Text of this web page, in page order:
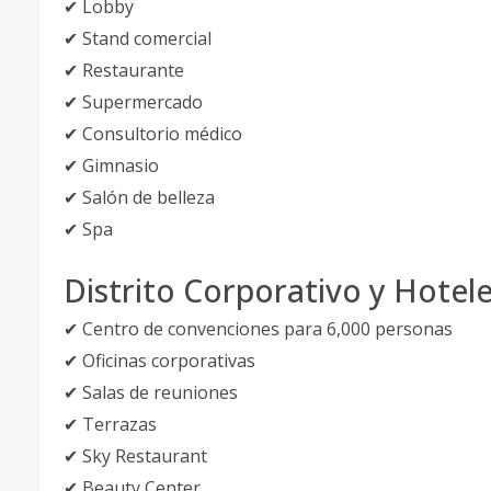
✔ Lobby
✔ Stand comercial
✔ Restaurante
✔ Supermercado
✔ Consultorio médico
✔ Gimnasio
✔ Salón de belleza
✔ Spa
Distrito Corporativo y
✔ Centro de convenciones para 6,000 personas
✔ Oficinas corporativas
✔ Salas de reuniones
✔ Terrazas
✔ Sky Restaurant